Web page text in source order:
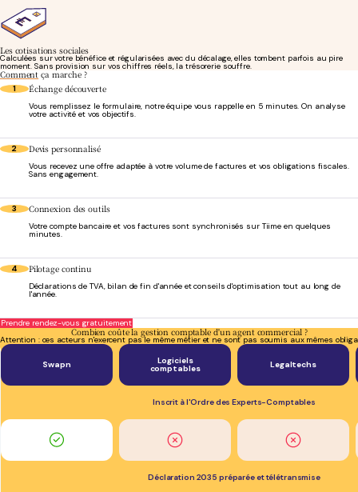
Les cotisations sociales
Calculées sur votre bénéfice et régularisées avec du décalage, elles tombent parfois au pire
moment. Sans provision sur vos chiffres réels, la trésorerie souffre.
Comment ça marche ?
1 Échange découverte
Vous remplissez le formulaire, notre équipe vous rappelle en 5 minutes. On analyse
votre activité et vos objectifs.
2 Devis personnalisé
Vous recevez une offre adaptée à votre volume de factures et vos obligations fiscales.
Sans engagement.
3 Connexion des outils
Votre compte bancaire et vos factures sont synchronisés sur Tiime en quelques
minutes.
4 Pilotage continu
Déclarations de TVA, bilan de fin d'année et conseils d'optimisation tout au long de
l'année.
Prendre rendez-vous gratuitement
Combien coûte la gestion comptable d'un agent commercial ?
Attention : ces acteurs n'exercent pas le même métier et ne sont pas soumis aux mêmes
Swapn Logiciels
comptables Legaltechs
Inscrit à l'Ordre des Experts-Comptables
Déclaration 2035 préparée et télétransmise